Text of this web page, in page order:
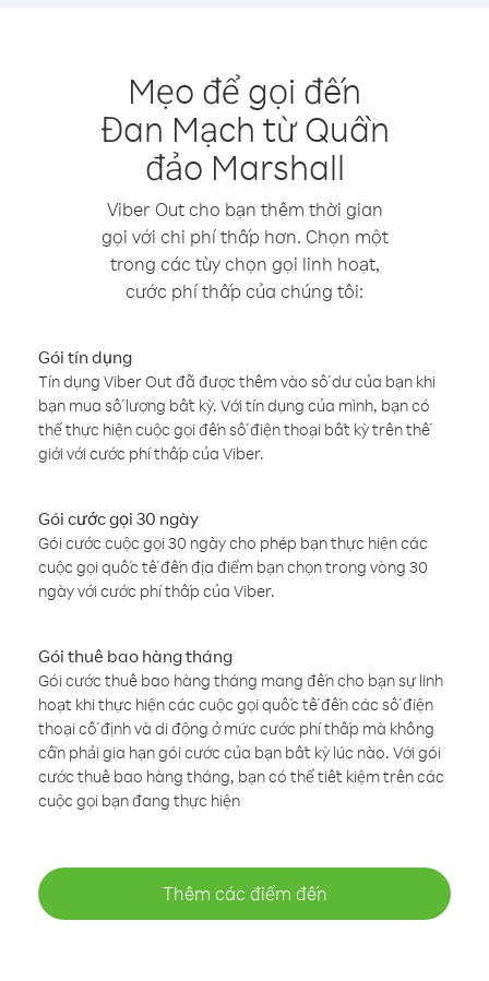
Mẹo để gọi đến
Đan Mạch từ Quần
đảo Marshall
Viber Out cho bạn thêm thời gian
gọi với chi phí thấp hơn. Chọn một
trong các tùy chọn gọi linh hoạt,
cước phí thấp của chúng tôi:
Gói tín dụng
Tín dụng Viber Out đã được thêm vào số dư của bạn khi
bạn mua số lượng bất kỳ. Với tín dụng của mình, bạn có
thể thực hiện cuộc gọi đến số điện thoại bất kỳ trên thế
giới với cước phí thấp của Viber.
Gói cước gọi 30 ngày
Gói cước cuộc gọi 30 ngày cho phép bạn thực hiện các
cuộc gọi quốc tế đến địa điểm bạn chọn trong vòng 30
ngày với cước phí thấp của Viber.
Gói thuê bao hàng tháng
Gói cước thuê bao hàng tháng mang đến cho bạn sự linh
hoạt khi thực hiện các cuộc gọi quốc tế đến các số điện
thoại cố định và di động ở mức cước phí thấp mà không
cần phải gia hạn gói cước của bạn bất kỳ lúc nào. Với gói
cước thuê bao hàng tháng, bạn có thể tiết kiệm trên các
cuộc gọi bạn đang thực hiện
Thêm các điểm đến